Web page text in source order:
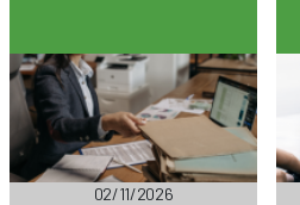
02/11/2026